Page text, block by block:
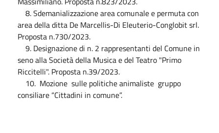
8. Sdemanializzazione area comunale e permuta con
area della ditta De Marcellis-Di Eleuterio-Conglobit srl.
Proposta n.730/2023.
9. Designazione di n. 2 rappresentanti del Comune in
seno alla Società della Musica e del Teatro "Primo
Riccitelli". Proposta n.39/2023.
10. Mozione sulle politiche animaliste gruppo
consiliare “Cittadini in comune”.